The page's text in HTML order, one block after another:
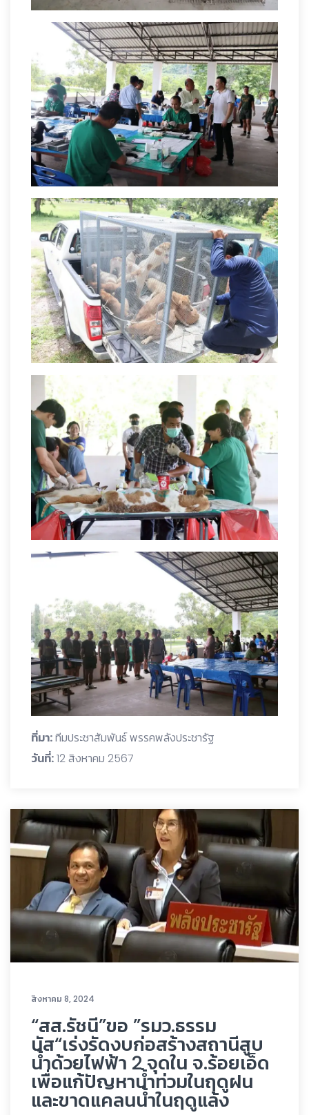
ที่มา:ทีมประชาสัมพันธ์ พรรคพลังประชารัฐ
วันที่:12 สิงหาคม 2567
สิงหาคม 8, 2024
“สส.รัชนี”ขอ ”รมว.ธรรม
นัส“เร่งรัดงบก่อสร้างสถานีสูบ
น้ำด้วยไฟฟ้า 2 จุดใน จ.ร้อยเอ็ด
เพื่อแก้ปัญหาน้ำท่วมในฤดูฝน
และขาดแคลนน้ำในฤดูแล้ง